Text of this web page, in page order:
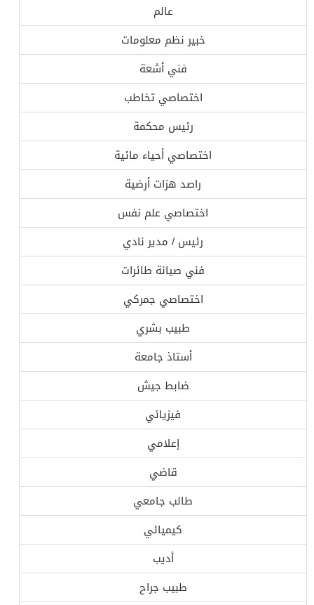
عالم
خبير نظم معلومات
فني أشعة
اختصاصي تخاطب
رئيس محكمة
اختصاصي أحياء مائية
راصد هزات أرضية
اختصاصي علم نفس
رئيس / مدير نادي
فني صيانة طائرات
اختصاصي جمركي
طبيب بشري
أستاذ جامعة
ضابط جيش
فيزيائي
إعلامي
قاضي
طالب جامعي
كيميائي
أديب
طبيب جراح